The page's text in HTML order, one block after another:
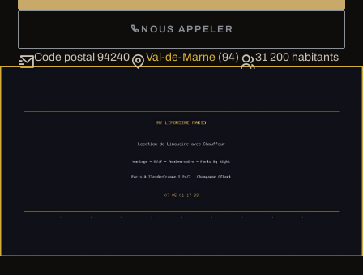
NOUS APPELER
Code postal 94240 Val-de-Marne (94) 31 200 habitants